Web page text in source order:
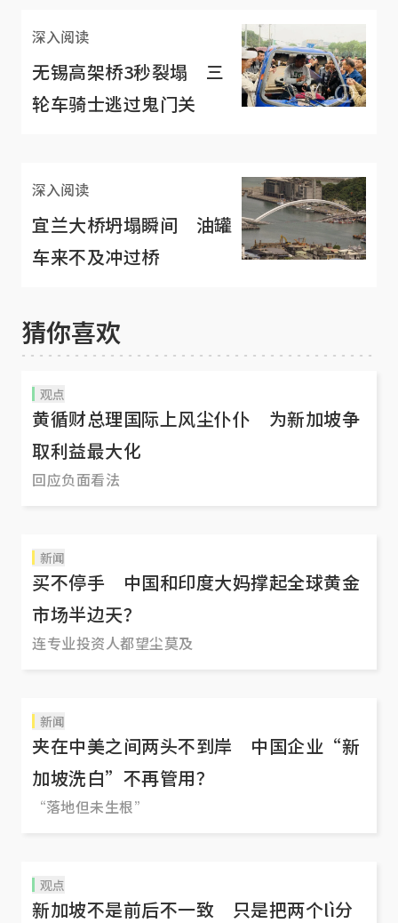
深入阅读
无锡高架桥3秒裂塌 三
轮车骑士逃过鬼门关
深入阅读
宜兰大桥坍塌瞬间 油罐
车来不及冲过桥
猜你喜欢
观点
黄循财总理国际上风尘仆仆 为新加坡争
取利益最大化
回应负面看法
新闻
买不停手 中国和印度大妈撑起全球黄金
市场半边天？
连专业投资人都望尘莫及
新闻
夹在中美之间两头不到岸 中国企业“新
加坡洗白”不再管用？
“落地但未生根”
观点
新加坡不是前后不一致 只是把两个lì分